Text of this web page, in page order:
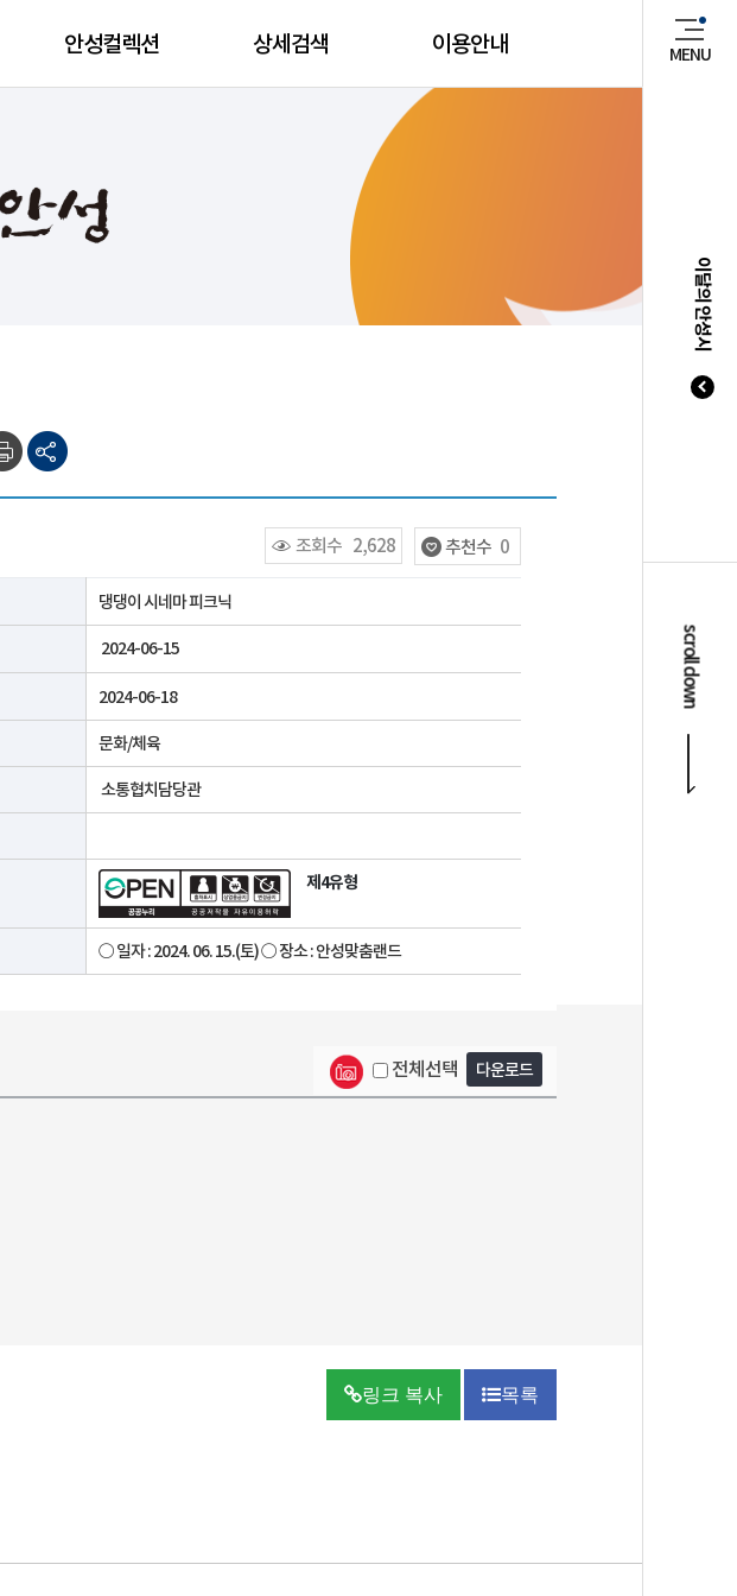
MENU
안성컬렉션 상세검색 이용안내
조회수 2,628 추천수 0
댕댕이 시네마 피크닉
2024-06-15
2024-06-18
문화/체육
소통협치담당관
제4유형
○ 일자 : 2024. 06. 15.(토) ○ 장소 : 안성맞춤랜드
전체선택 다운로드
링크 복사 목록
이달의 안성시
scroll down